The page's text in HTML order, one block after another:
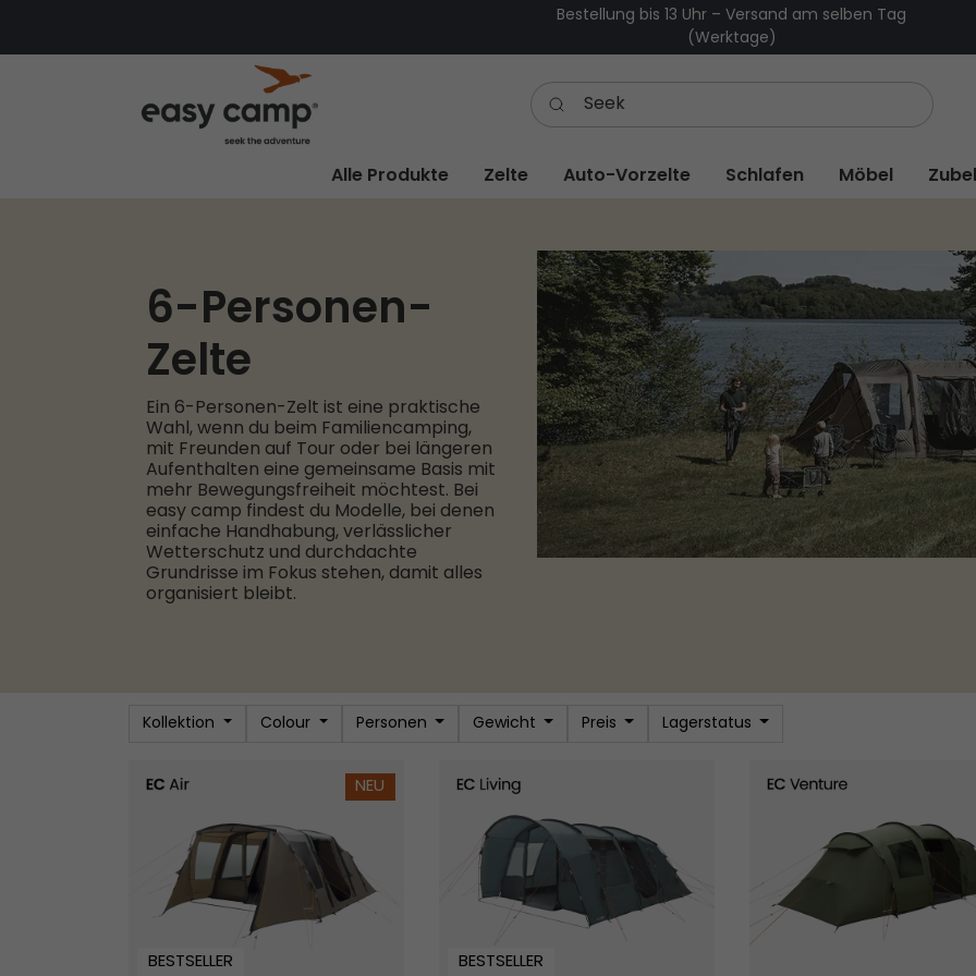
Bestellung bis 13 Uhr – Versand am selben Tag
(Werktage)
Alle Produkte Zelte Auto-Vorzelte Schlafen Möbel
6-Personen-
Zelte
Ein 6-Personen-Zelt ist eine praktische
Wahl, wenn du beim Familiencamping,
mit Freunden auf Tour oder bei längeren
Aufenthalten eine gemeinsame Basis mit
mehr Bewegungsfreiheit möchtest. Bei
easy camp findest du Modelle, bei denen
einfache Handhabung, verlässlicher
Wetterschutz und durchdachte
Grundrisse im Fokus stehen, damit alles
organisiert bleibt.
Kollektion Colour Personen Gewicht Preis Lagerstatus
NEU
BESTSELLER BESTSELLER